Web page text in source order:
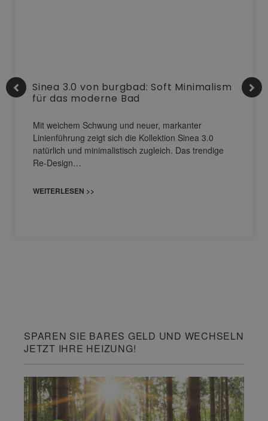
Sinea 3.0 von burgbad: Soft Minimalism
für das moderne Bad
Mit weichem Schwung und neuer, markanter
Linienführung zeigt sich die Kollektion Sinea 3.0
natürlich und minimalistisch zugleich. Das trendige
Re-Design…
WEITERLESEN >>
SPAREN SIE BARES GELD UND WECHSELN
JETZT IHRE HEIZUNG!